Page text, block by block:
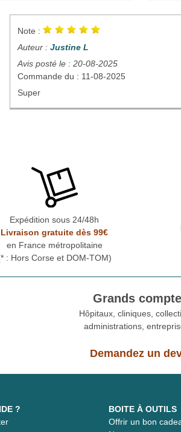
Note :
Auteur : Justine L
Avis posté le : 20-08-2025
Commande du : 11-08-2025
Super
Expédition sous 24/48h
Livraison gratuite dès 99€
en France métropolitaine
: Hors Corse et DOM-TOM)
Grands
Hôpitaux, cliniques,
administrations,
Demandez un
?
BOITE À OUTILS
Offrir un bon